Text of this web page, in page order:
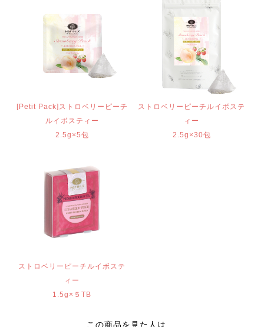
[Petit Pack]ストロベリーピーチ
ルイボスティー
2.5g×5包
ストロベリーピーチルイボステ
ィー
2.5g×30包
ストロベリーピーチルイボステ
ィー
1.5g×５TB
この商品を見た人は、